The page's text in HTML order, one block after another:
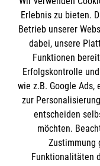
Impressum
Datenschutz
Kontakt
Die Malteser
Malteser in
Malteserorden
Erlebnis zu bieten.
Betrieb unserer
dabei, unsere
Funktionen
Erfolgskontrolle
wie z.B. Google Ads,
zur
entscheiden
möchten.
Zustimmung
Funktionalitäten